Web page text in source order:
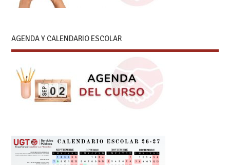
AGENDA Y CALENDARIO ESCOLAR